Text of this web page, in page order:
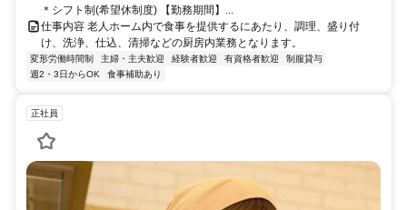
＊シフト制(希望休制度) 【勤務期間】...
仕事内容 老人ホーム内で食事を提供するにあたり、調理、盛り付
け、洗浄、仕込、清掃などの厨房内業務となります。
変形労働時間制 主婦・主夫歓迎 経験者歓迎 有資格者歓迎
制服貸与
週2・3日からOK
食事補助あり
正社員